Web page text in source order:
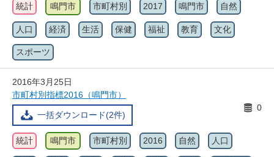
統計 鳴門市 市町村別 2017 鳴門市 自然
人口 経済 生活 保健 福祉 教育 文化
スポーツ
2016年3月25日
市町村別指標2016（鳴門市）
一括ダウンロード(2件)
0
統計 鳴門市 市町村別 2016 自然 人口